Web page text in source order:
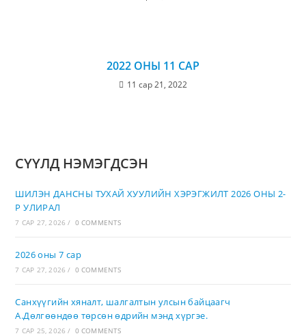
2022 ОНЫ 11 САР
11 сар 21, 2022
СҮҮЛД НЭМЭГДСЭН
ШИЛЭН ДАНСНЫ ТУХАЙ ХУУЛИЙН ХЭРЭГЖИЛТ 2026 ОНЫ 2-
Р УЛИРАЛ
7 САР 27, 2026 / 0 COMMENTS
2026 оны 7 сар
7 САР 27, 2026 / 0 COMMENTS
Санхүүгийн хяналт, шалгалтын улсын байцаагч
А.Дөлгөөндөө төрсөн өдрийн мэнд хүргэе.
7 САР 25, 2026 / 0 COMMENTS